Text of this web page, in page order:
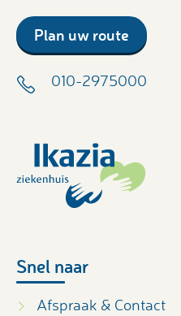
Plan uw route
010-2975000
Snel naar
Afspraak & Contact